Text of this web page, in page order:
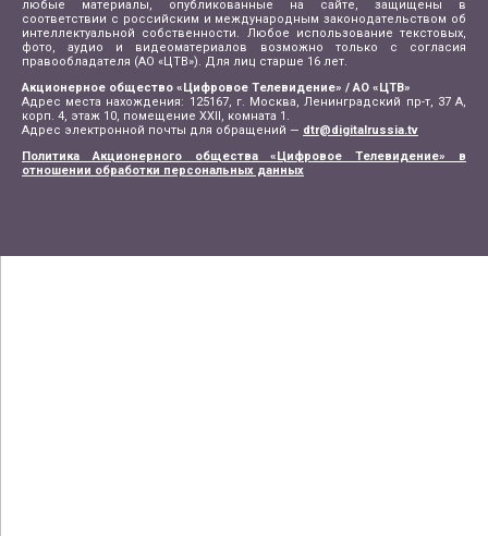
любые материалы, опубликованные на сайте, защищены в
соответствии с российским и международным законодательством об
интеллектуальной собственности. Любое использование текстовых,
фото, аудио и видеоматериалов возможно только с согласия
правообладателя (АО «ЦТВ»). Для лиц старше 16 лет.
Акционерное общество «Цифровое Телевидение» / АО «ЦТВ»
Адрес места нахождения: 125167, г. Москва, Ленинградский пр-т, 37 А,
корп. 4, этаж 10, помещение XXII, комната 1.
Адрес электронной почты для обращений — dtr@digitalrussia.tv
Политика Акционерного общества «Цифровое Телевидение» в
отношении обработки персональных данных